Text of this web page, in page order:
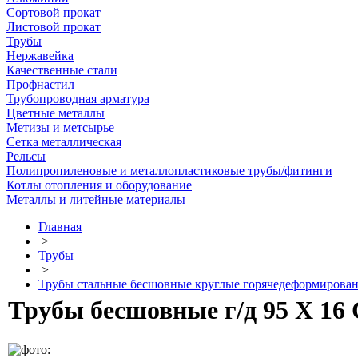
Сортовой прокат
Листовой прокат
Трубы
Нержавейка
Качественные стали
Профнастил
Трубопроводная арматура
Цветные металлы
Метизы и метсырье
Сетка металлическая
Рельсы
Полипропиленовые и металлопластиковые трубы/фитинги
Котлы отопления и оборудование
Металлы и литейные материалы
Главная
>
Трубы
>
Трубы стальные бесшовные круглые
Трубы бесшовные г/д 95 Х 16